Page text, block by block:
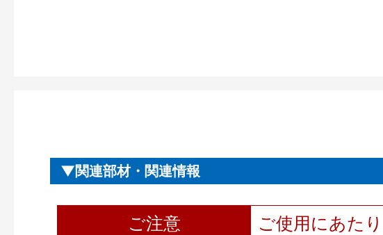
関連部材・関連情報
ご注意 ご使用にあた